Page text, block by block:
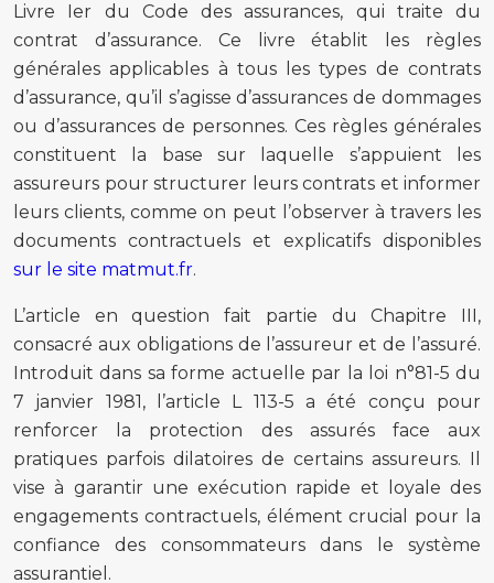
Livre Ier du Code des assurances, qui traite du
contrat d’assurance. Ce livre établit les règles
générales applicables à tous les types de contrats
d’assurance, qu’il s’agisse d’assurances de dommages
ou d’assurances de personnes. Ces règles générales
constituent la base sur laquelle s’appuient les
assureurs pour structurer leurs contrats et informer
leurs clients, comme on peut l’observer à travers les
documents contractuels et explicatifs disponibles
sur le site matmut.fr.
L’article en question fait partie du Chapitre III,
consacré aux obligations de l’assureur et de l’assuré.
Introduit dans sa forme actuelle par la loi n°81-5 du
7 janvier 1981, l’article L 113-5 a été conçu pour
renforcer la protection des assurés face aux
pratiques parfois dilatoires de certains assureurs. Il
vise à garantir une exécution rapide et loyale des
engagements contractuels, élément crucial pour la
confiance des consommateurs dans le système
assurantiel.